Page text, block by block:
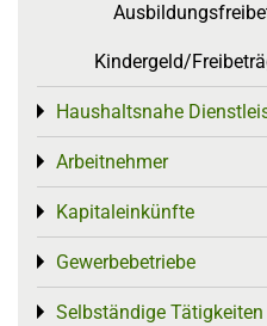
Kindergeld/
Haushaltsnahe
Toggle menu
Arbeitnehmer
Toggle menu
Kapitaleinkünfte
Toggle menu
Gewerbebetriebe
Toggle menu
Selbständige Tätigkeiten
Toggle menu